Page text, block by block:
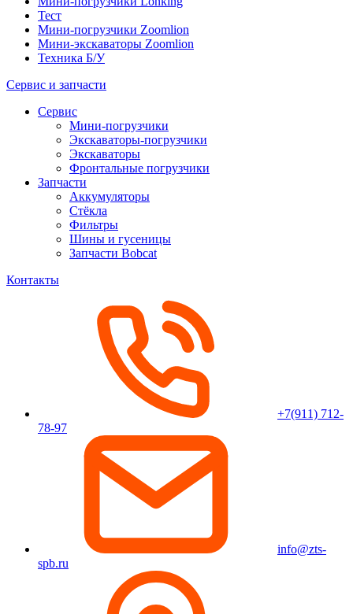
Тест
Мини-погрузчики Zoomlion
Мини-экскаваторы Zoomlion
Техника Б/У
Сервис и запчасти
Сервис
Мини-погрузчики
Экскаваторы-погрузчики
Экскаваторы
Фронтальные погрузчики
Запчасти
Аккумуляторы
Стёкла
Фильтры
Шины и гусеницы
Запчасти Bobcat
Контакты
+7(911) 712-
78-97
info@zts-
spb.ru